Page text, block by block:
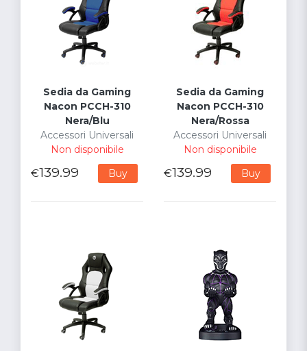
Sedia da Gaming
Nacon PCCH-310
Nera/Blu
Accessori Universali
Non disponibile
€139.99 Buy
Sedia da Gaming
Nacon PCCH-310
Nera/Rossa
Accessori Universali
Non disponibile
€139.99 Buy